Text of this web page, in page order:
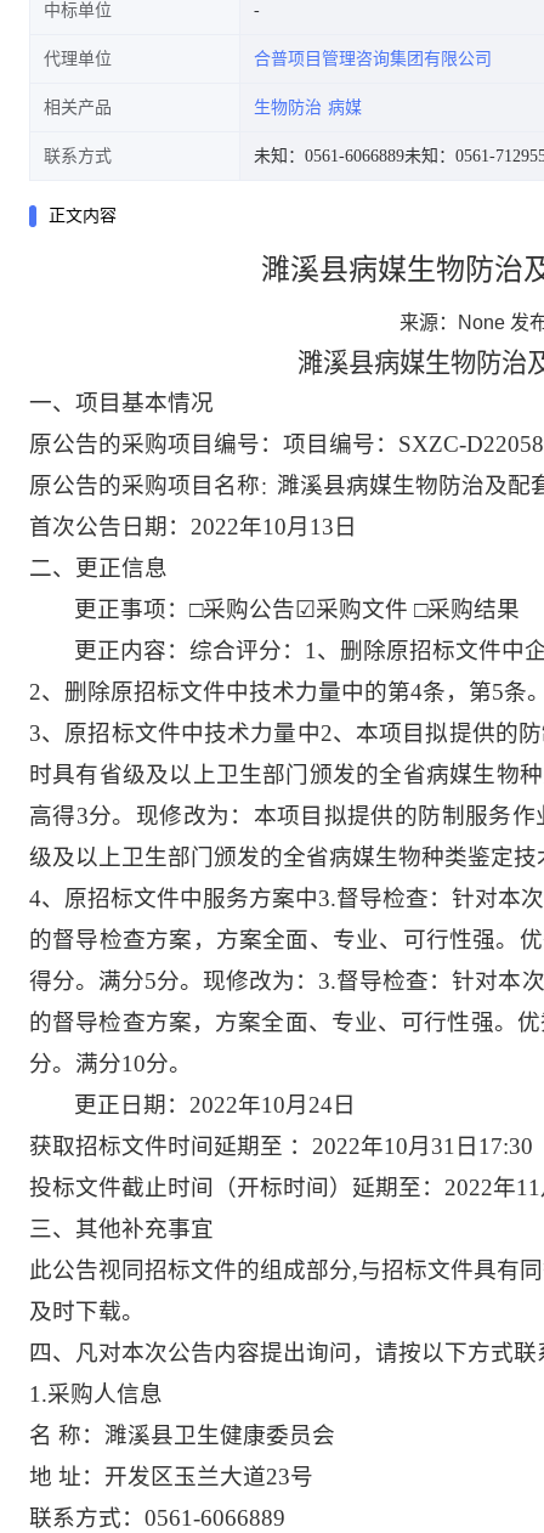
中标单位
代理单位 合普项目管理咨询集团有限公司
相关产品 生物防治 病媒
联系方式 未知：0561-6066889未知：0561-
正文内容
濉溪县病媒生物防治
来源：None 发
濉溪县病媒生物防治
一、项目基本情况
原公告的采购项目编号：项目编号： SXZC-D22058
原公告的采购项目名称 ： 濉溪县病媒生物防治及配
首次公告日期： 2022年10月 1 3 日
二、更正信息
更正事项：□采购公告☑采购文件 □采购结果
更正内容：综合评分： 1、删除原招标文件中
2、 删除原招标文件中技术力量中的第4条，第5条
3、 原招标文件中技术力量中2、本项目拟提供的
时具有省级及以上卫生部门颁发的全省病媒生物
高得3分。 现修改为： 本项目拟提供的防制服务
级及以上卫生部门颁发的全省病媒生物种类鉴定
4、 原招标文件中服务方案中3.督导检查：针对本
的督导检查方案，方案全面、专业、可行性强。
得分。满分5分。 现修改为： 3.督导检查：针对本
的督导检查方案，方案全面、专业、可行性强。
分。满分10分。
更正 日期 ： 2022年10月 24日
获取招标文件时间延期至 ： 2022年10月 31 日 17:30
投标文件截止时间（开标时间）延期至： 2022年11
三、其他补充事宜
此公告视同招标文件的组成部分,与招标文件具有
及时下载。
四、凡对本次公告内容提出询问，请按以下方式联
1.采购人信息
名 称：濉溪县卫生健康委员会
地 址：开发区玉兰大道23号
联系方式： 0561-6066889